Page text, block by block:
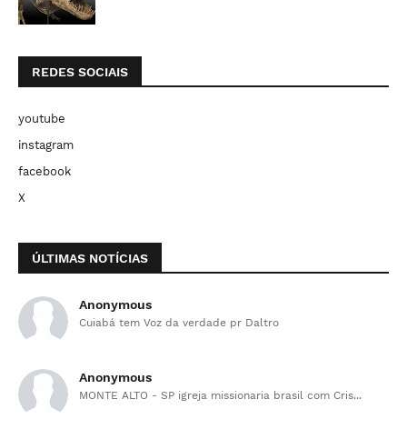
REDES SOCIAIS
youtube
instagram
facebook
X
ÚLTIMAS NOTÍCIAS
Anonymous
Cuiabá tem Voz da verdade pr Daltro
Anonymous
MONTE ALTO - SP igreja missionaria brasil com Cris...